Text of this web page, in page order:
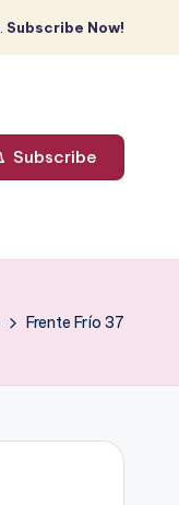
Subscribe Now!
Subscribe
Frente Frío 37